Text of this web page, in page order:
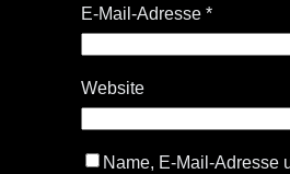
E-Mail-Adresse *
Website
Name, E-Mail-Adresse